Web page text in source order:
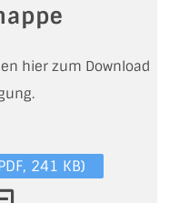
hier zum Download
241 KB)